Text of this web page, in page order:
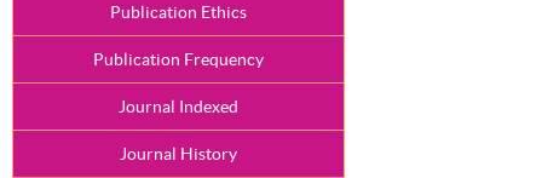
Publication Ethics
Publication Frequency
Journal Indexed
Journal History